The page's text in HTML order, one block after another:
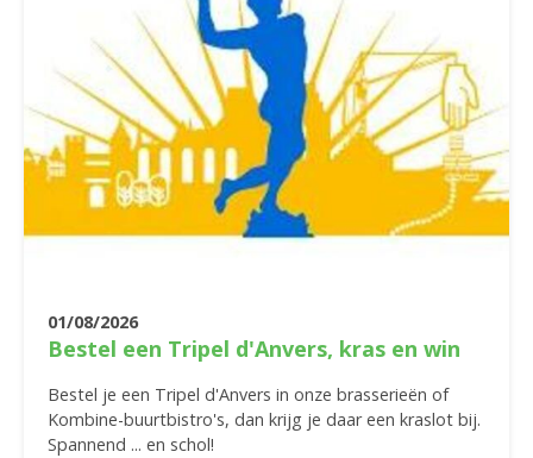
01/08/2026
Bestel een Tripel d'Anvers, kras en win
Bestel je een Tripel d'Anvers in onze brasserieën of
Kombine-buurtbistro's, dan krijg je daar een kraslot bij.
Spannend ... en schol!